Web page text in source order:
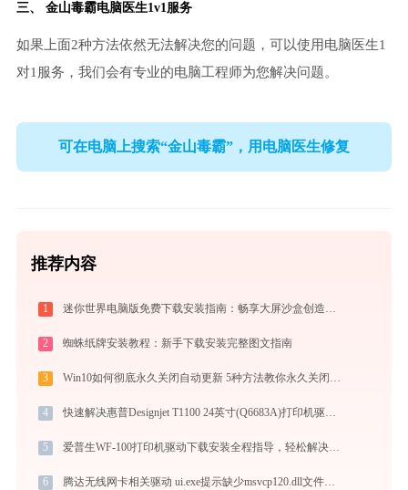
三、 金山毒霸电脑医生1v1服务
如果上面2种方法依然无法解决您的问题，可以使用电脑医生1
对1服务，我们会有专业的电脑工程师为您解决问题。
可在电脑上搜索“金山毒霸”，用电脑医生修复
推荐内容
1 迷你世界电脑版免费下载安装指南：畅享大屏沙盒创造与联机乐趣
2 蜘蛛纸牌安装教程：新手下载安装完整图文指南
3 Win10如何彻底永久关闭自动更新 5种方法教你永久关闭win10自动更新
4 快速解决惠普Designjet T1100 24英寸(Q6683A)打印机驱动安装问题，这篇文章告诉你方法
5 爱普生WF-100打印机驱动下载安装全程指导，轻松解决打印问题
6 腾达无线网卡相关驱动 ui.exe提示缺少msvcp120.dll文件的解决办法